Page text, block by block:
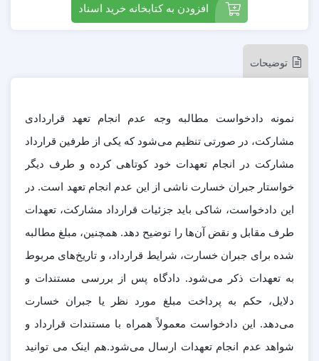
افزودن به کتابخانه خرید اسناد
توضیحات
نمونه دادخواست مطالبه وجه عدم انجام تعهد قراردادی
مشارکت، در صورتی تنظیم می‌شود که یکی از طرفین قرارداد
مشارکت در انجام تعهدات خود کوتاهی کرده و طرف دیگر
خواستار جبران خسارت ناشی از این عدم انجام تعهد است. در
این دادخواست، شاکی باید جزئیات قرارداد مشارکت، تعهدات
طرف مقابل و نقض آن‌ها را توضیح دهد. همچنین، مبلغ مطالبه
شده برای جبران خسارت، شرایط قرارداد، و تاریخ‌های مربوط
به تعهدات ذکر می‌شود. دادگاه پس از بررسی مستندات و
دلایل، حکم به پرداخت مبلغ مورد نظر یا جبران خسارت
می‌دهد. این دادخواست معمولاً همراه با مستندات قرارداد و
شواهد عدم انجام تعهدات ارسال می‌شود.هم اینک می توانید